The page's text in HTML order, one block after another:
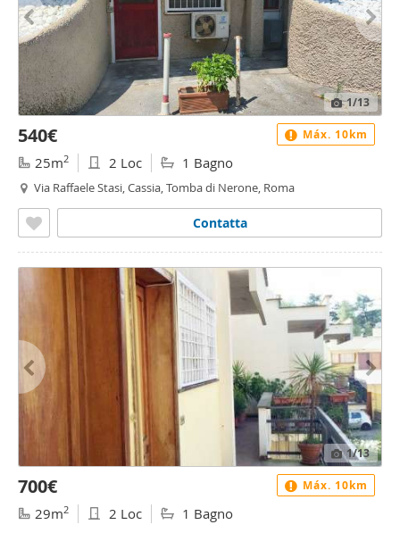
1/13
540€
25m2 2 Loc 1 Bagno
Via Raffaele Stasi, Cassia, Tomba di Nerone, Roma
Contatta
Máx. 10km
1/13
700€
29m2 2 Loc 1 Bagno
Máx. 10km